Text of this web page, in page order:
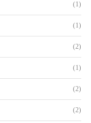
(1)
(1)
(2)
(1)
(2)
(2)